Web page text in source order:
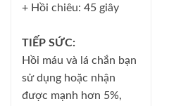
+ Hồi chiêu: 45 giây
TIẾP SỨC:
Hồi máu và lá chắn bạn
sử dụng hoặc nhận
được mạnh hơn 5%,